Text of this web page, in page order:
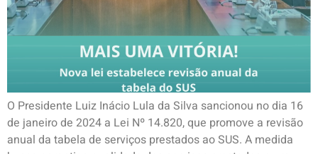
O Presidente Luiz Inácio Lula da Silva sancionou no dia 16
de janeiro de 2024 a Lei Nº 14.820, que promove a revisão
anual da tabela de serviços prestados ao SUS. A medida